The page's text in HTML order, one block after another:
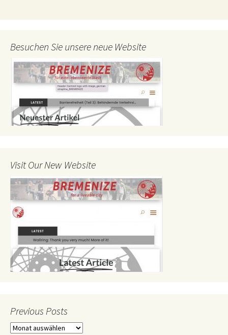
Besuchen Sie unsere neue Website
Visit Our New Website
Previous Posts
Previous